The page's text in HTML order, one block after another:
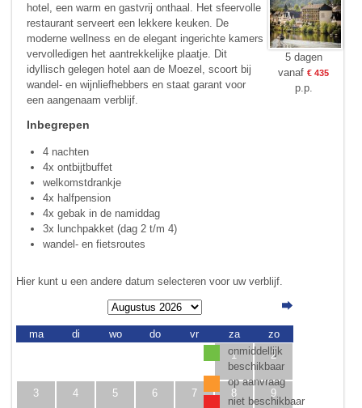
hotel, een warm en gastvrij onthaal. Het sfeervolle
restaurant serveert een lekkere keuken. De
moderne wellness en de elegant ingerichte kamers
vervolledigen het aantrekkelijke plaatje. Dit
idyllisch gelegen hotel aan de Moezel, scoort bij
wandel- en wijnliefhebbers en staat garant voor
een aangenaam verblijf.
Inbegrepen
4 nachten
4x ontbijtbuffet
welkomstdrankje
4x halfpension
4x gebak in de namiddag
3x lunchpakket (dag 2 t/m 4)
wandel- en fietsroutes
5 dagen
vanaf€ 435
p.p.
Hier kunt u een andere datum selecteren voor uw verblijf.
ma di wo do vr za
zo
1
2
3 4 5 6 7 8 9
onmiddellijk
beschikbaar
op aanvraag
niet beschikbaar